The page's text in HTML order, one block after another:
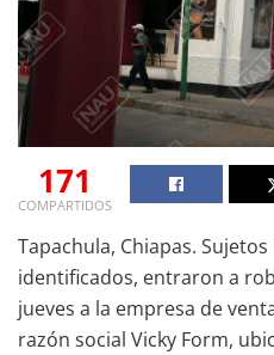
171
COMPARTIDOS
Tapachula, Chiapas.
identificados, entraron a
jueves a la empresa de
razón social Vicky Form,